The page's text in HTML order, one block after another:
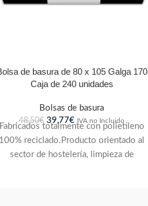
de basura de 80 x 105 Galga 170
Caja de 240 unidades
Bolsas de basura
48,50€ 39,77€ IVA no Incluido
Fabricados totalmente con polietileno
100% reciclado.Producto orientado al
sector de hostelería, limpieza de